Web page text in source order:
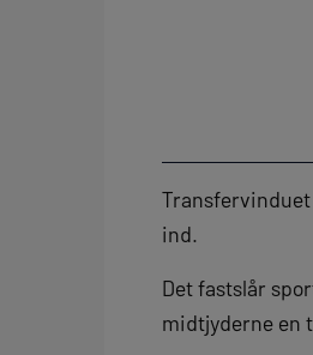
ind.
Det fastslår
midtjyderne en